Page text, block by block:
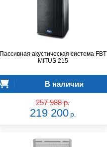
Пассивная акустическая система FBT
MITUS 215
В наличии
257 988 р.
219 200 р.